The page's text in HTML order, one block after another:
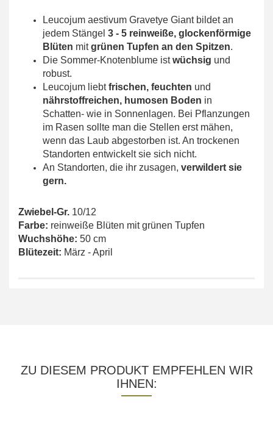
Leucojum aestivum Gravetye Giant bildet an
jedem Stängel 3 - 5 reinweiße, glockenförmige
Blüten mitgrünen Tupfen an den Spitzen.
Die Sommer-Knotenblume istwüchsig und
robust.
Leucojum liebtfrischen, feuchten und
nährstoffreichen, humosen Boden in
Schatten- wie in Sonnenlagen. Bei Pflanzungen
im Rasen sollte man die Stellen erst mähen,
wenn das Laub abgestorben ist. An trockenen
Standorten entwickelt sie sich nicht.
An Standorten, die ihr zusagen, verwildert sie
gern.
Zwiebel-Gr. 10/12
Farbe: reinweiße Blüten mit grünen Tupfen
Wuchshöhe: 50 cm
Blütezeit: März - April
ZU DIESEM PRODUKT EMPFEHLEN WIR
IHNEN: